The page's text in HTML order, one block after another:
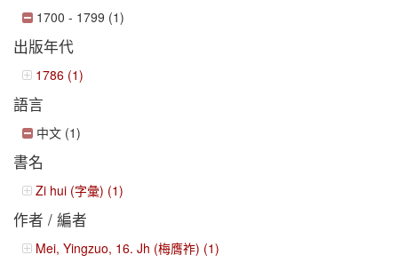
1700 - 1799 (1)
出版年代
1786 (1)
語言
中文 (1)
書名
Zi hui (字彙) (1)
作者 / 編者
Mei, Yingzuo, 16. Jh (梅膺祚) (1)